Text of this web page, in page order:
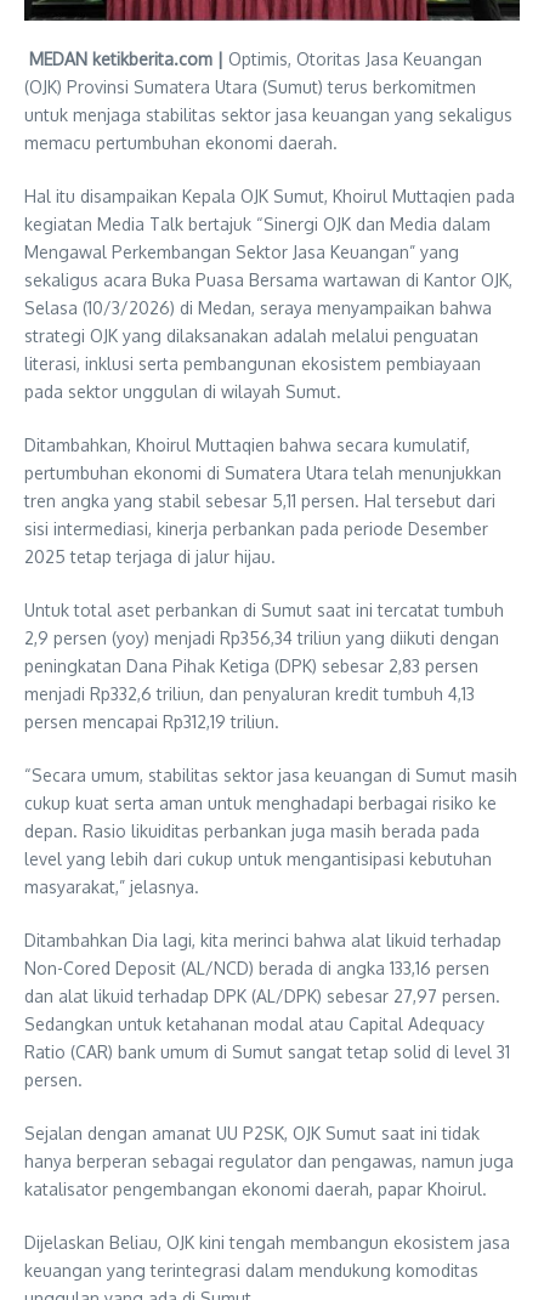
MEDAN ketikberita.com | Optimis, Otoritas Jasa Keuangan
(OJK) Provinsi Sumatera Utara (Sumut) terus berkomitmen
untuk menjaga stabilitas sektor jasa keuangan yang sekaligus
memacu pertumbuhan ekonomi daerah.
Hal itu disampaikan Kepala OJK Sumut, Khoirul Muttaqien pada
kegiatan Media Talk bertajuk “Sinergi OJK dan Media dalam
Mengawal Perkembangan Sektor Jasa Keuangan” yang
sekaligus acara Buka Puasa Bersama wartawan di Kantor OJK,
Selasa (10/3/2026) di Medan, seraya menyampaikan bahwa
strategi OJK yang dilaksanakan adalah melalui penguatan
literasi, inklusi serta pembangunan ekosistem pembiayaan
pada sektor unggulan di wilayah Sumut.
Ditambahkan, Khoirul Muttaqien bahwa secara kumulatif,
pertumbuhan ekonomi di Sumatera Utara telah menunjukkan
tren angka yang stabil sebesar 5,11 persen. Hal tersebut dari
sisi intermediasi, kinerja perbankan pada periode Desember
2025 tetap terjaga di jalur hijau.
Untuk total aset perbankan di Sumut saat ini tercatat tumbuh
2,9 persen (yoy) menjadi Rp356,34 triliun yang diikuti dengan
peningkatan Dana Pihak Ketiga (DPK) sebesar 2,83 persen
menjadi Rp332,6 triliun, dan penyaluran kredit tumbuh 4,13
persen mencapai Rp312,19 triliun.
“Secara umum, stabilitas sektor jasa keuangan di Sumut masih
cukup kuat serta aman untuk menghadapi berbagai risiko ke
depan. Rasio likuiditas perbankan juga masih berada pada
level yang lebih dari cukup untuk mengantisipasi kebutuhan
masyarakat,” jelasnya.
Ditambahkan Dia lagi, kita merinci bahwa alat likuid terhadap
Non-Cored Deposit (AL/NCD) berada di angka 133,16 persen
dan alat likuid terhadap DPK (AL/DPK) sebesar 27,97 persen.
Sedangkan untuk ketahanan modal atau Capital Adequacy
Ratio (CAR) bank umum di Sumut sangat tetap solid di level 31
persen.
Sejalan dengan amanat UU P2SK, OJK Sumut saat ini tidak
hanya berperan sebagai regulator dan pengawas, namun juga
katalisator pengembangan ekonomi daerah, papar Khoirul.
Dijelaskan Beliau, OJK kini tengah membangun ekosistem jasa
keuangan yang terintegrasi dalam mendukung komoditas